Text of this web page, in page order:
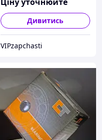
Дивитись
VIPzapchasti